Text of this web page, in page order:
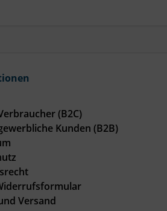
(B2C)
Kunden (B2B)
Versand